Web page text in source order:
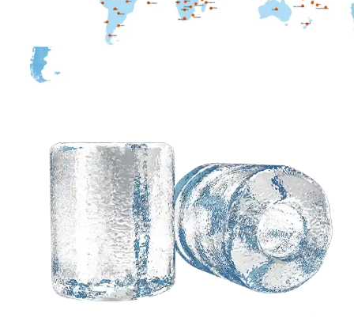
Нужно